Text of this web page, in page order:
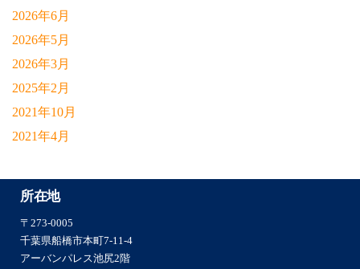
2026年6月
2026年5月
2026年3月
2025年2月
2021年10月
2021年4月
所在地
〒273-0005
千葉県船橋市本町7-11-4
アーバンパレス池尻2階